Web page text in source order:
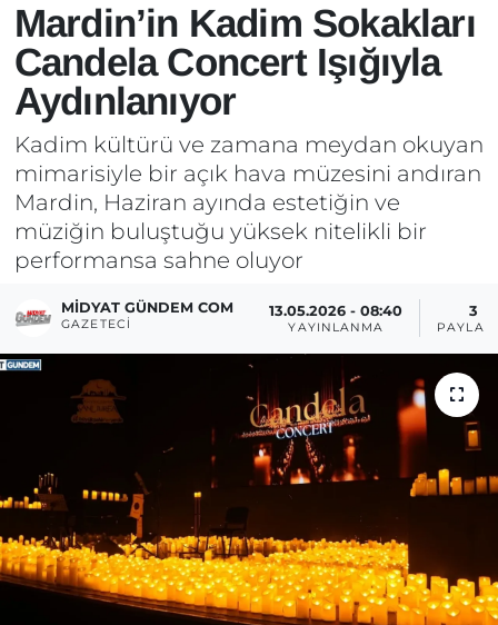
Mardin’in Kadim Sokakları
Candela Concert Işığıyla
Aydınlanıyor
Kadim kültürü ve zamana meydan okuyan
mimarisiyle bir açık hava müzesini andıran
Mardin, Haziran ayında estetiğin ve
müziğin buluştuğu yüksek nitelikli bir
performansa sahne oluyor
MIDYAT GÜNDEM COM
GAZETECI
13.05.2026 - 08:40
YAYINLANMA
3